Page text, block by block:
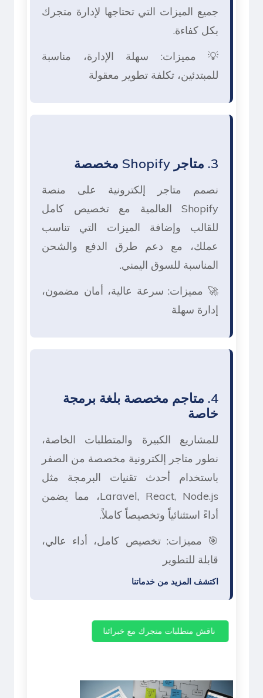
جميع الميزات التي تحتاجها لإدارة متجرك
بكل كفاءة.
💡 مميزات: سهلة الإدارة، مناسبة
للمبتدئين، تكلفة تطوير معقولة
3. متاجر Shopify مخصصة
نصمم متاجر إلكترونية على منصة
Shopify العالمية مع تخصيص كامل
للقالب وإضافة الميزات التي تناسب
عملك، مع دعم طرق الدفع والشحن
المناسبة للسوق اليمني.
🚀 مميزات: سرعة عالية، أمان مضمون،
إدارة سهلة
4. متاجم مخصصة بلغة برمجة
خاصة
للمشاريع الكبيرة والمتطلبات الخاصة،
نطور متاجر إلكترونية مخصصة من الصفر
باستخدام أحدث تقنيات البرمجة مثل
Laravel, React, Node.js، مما يضمن
أداءً استثنائياً وتخصيصاً كاملاً.
🎯 مميزات: تخصيص كامل، أداء عالي،
قابلة للتطوير
اكتشف المزيد من خدماتنا
ناقش متطلبات متجرك مع خبرائنا